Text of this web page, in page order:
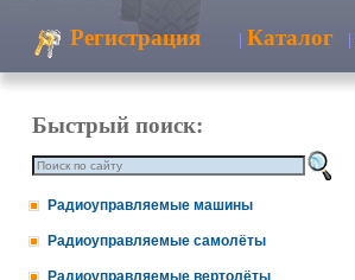
Регистрация | Каталог |
Быстрый поиск:
Радиоуправляемые машины
Радиоуправляемые самолёты
Радиоуправляемые вертолёты